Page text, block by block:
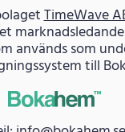
TimeWave
används som
till